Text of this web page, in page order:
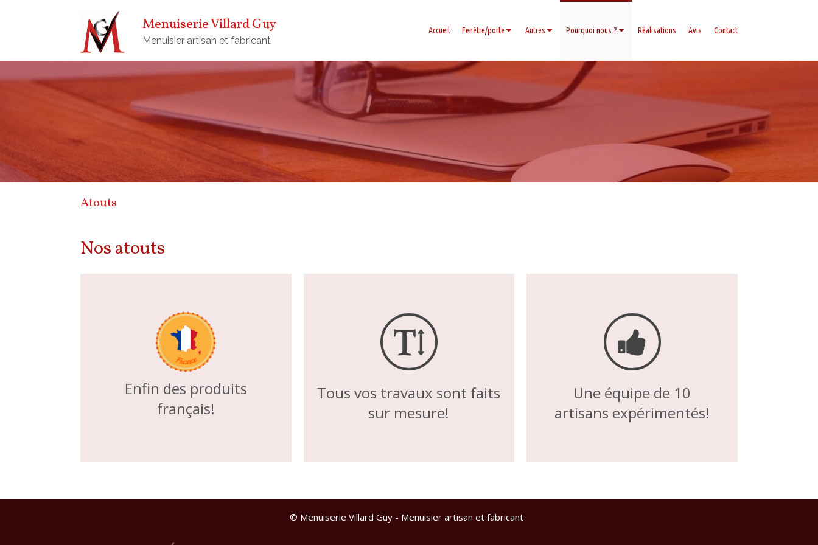
Accueil Fenêtre/porte Autres Pourquoi nous ? Réalisations Avis Contact
Menuiserie Villard Guy
Menuisier artisan et fabricant
Atouts
Nos atouts
Enfin des produits
français!
Tous vos travaux sont faits
sur mesure!
Une équipe de 10
artisans expérimentés!
© Menuiserie Villard Guy - Menuisier artisan et fabricant